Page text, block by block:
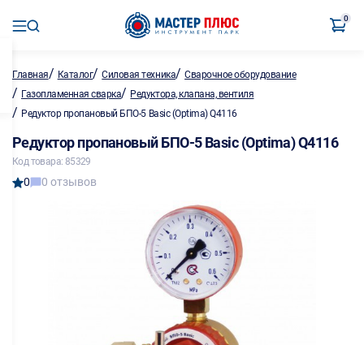
0
Главная/ Каталог/Силовая техника/Сварочное оборудование
/ Газопламенная сварка/ Редуктора, клапана, вентиля
/ Редуктор пропановый БПО-5 Basic (Optima) Q4116
Редуктор пропановый БПО-5 Basic (Optima) Q4116
Код товара: 85329
0 0 отзывов